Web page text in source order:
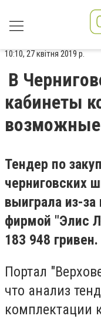
10:10, 27 квітня 2019 р.
В
кабинеты
Тендер по
черниговских
выиграла из-
фирмой "Элис
183 948 гривен.
Портал
что анализ
комплектации